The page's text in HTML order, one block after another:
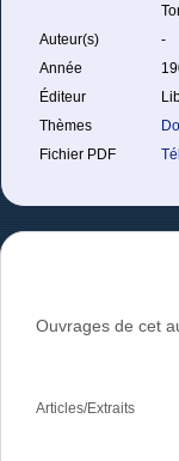
Auteur(s)
-
Année
Éditeur
Thèmes
Fichier PDF
Ouvrages de cet
Articles/Extraits